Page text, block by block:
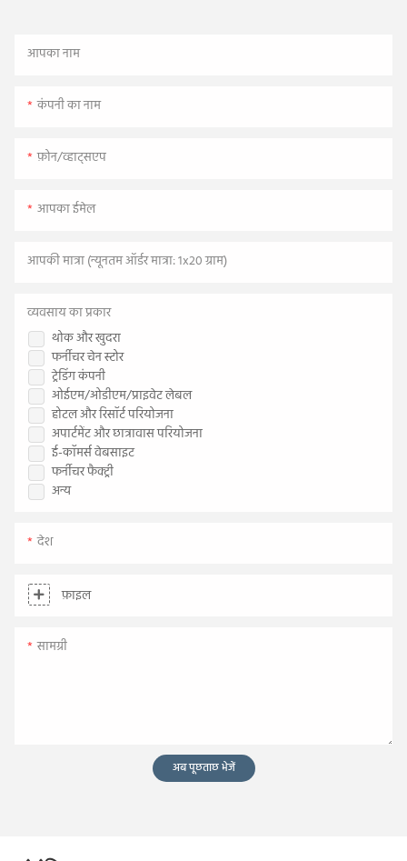
आपका नाम
कंपनी का नाम
फ़ोन/व्हाट्सएप
आपका ईमेल
आपकी मात्रा (न्यूनतम ऑर्डर मात्रा: 1x20 ग्राम)
थोक और खुदरा
फर्नीचर चेन स्टोर
ट्रेडिंग कंपनी
ओईएम/ओडीएम/प्राइवेट लेबल
होटल और रिसॉर्ट परियोजना
अपार्टमेंट और छात्रावास परियोजना
ई-कॉमर्स वेबसाइट
फर्नीचर फैक्ट्री
अन्य
व्यवसाय का प्रकार
देश
फ़ाइल
सामग्री
अब पूछताछ भेजें